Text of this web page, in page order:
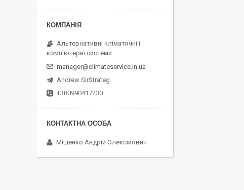
Альтернативні кліматичні і
комп'ютерні системи
manager@climateservice.in.ua
Andrew SirStrateg
+380990417230
Міщенко Андрій Олексійович